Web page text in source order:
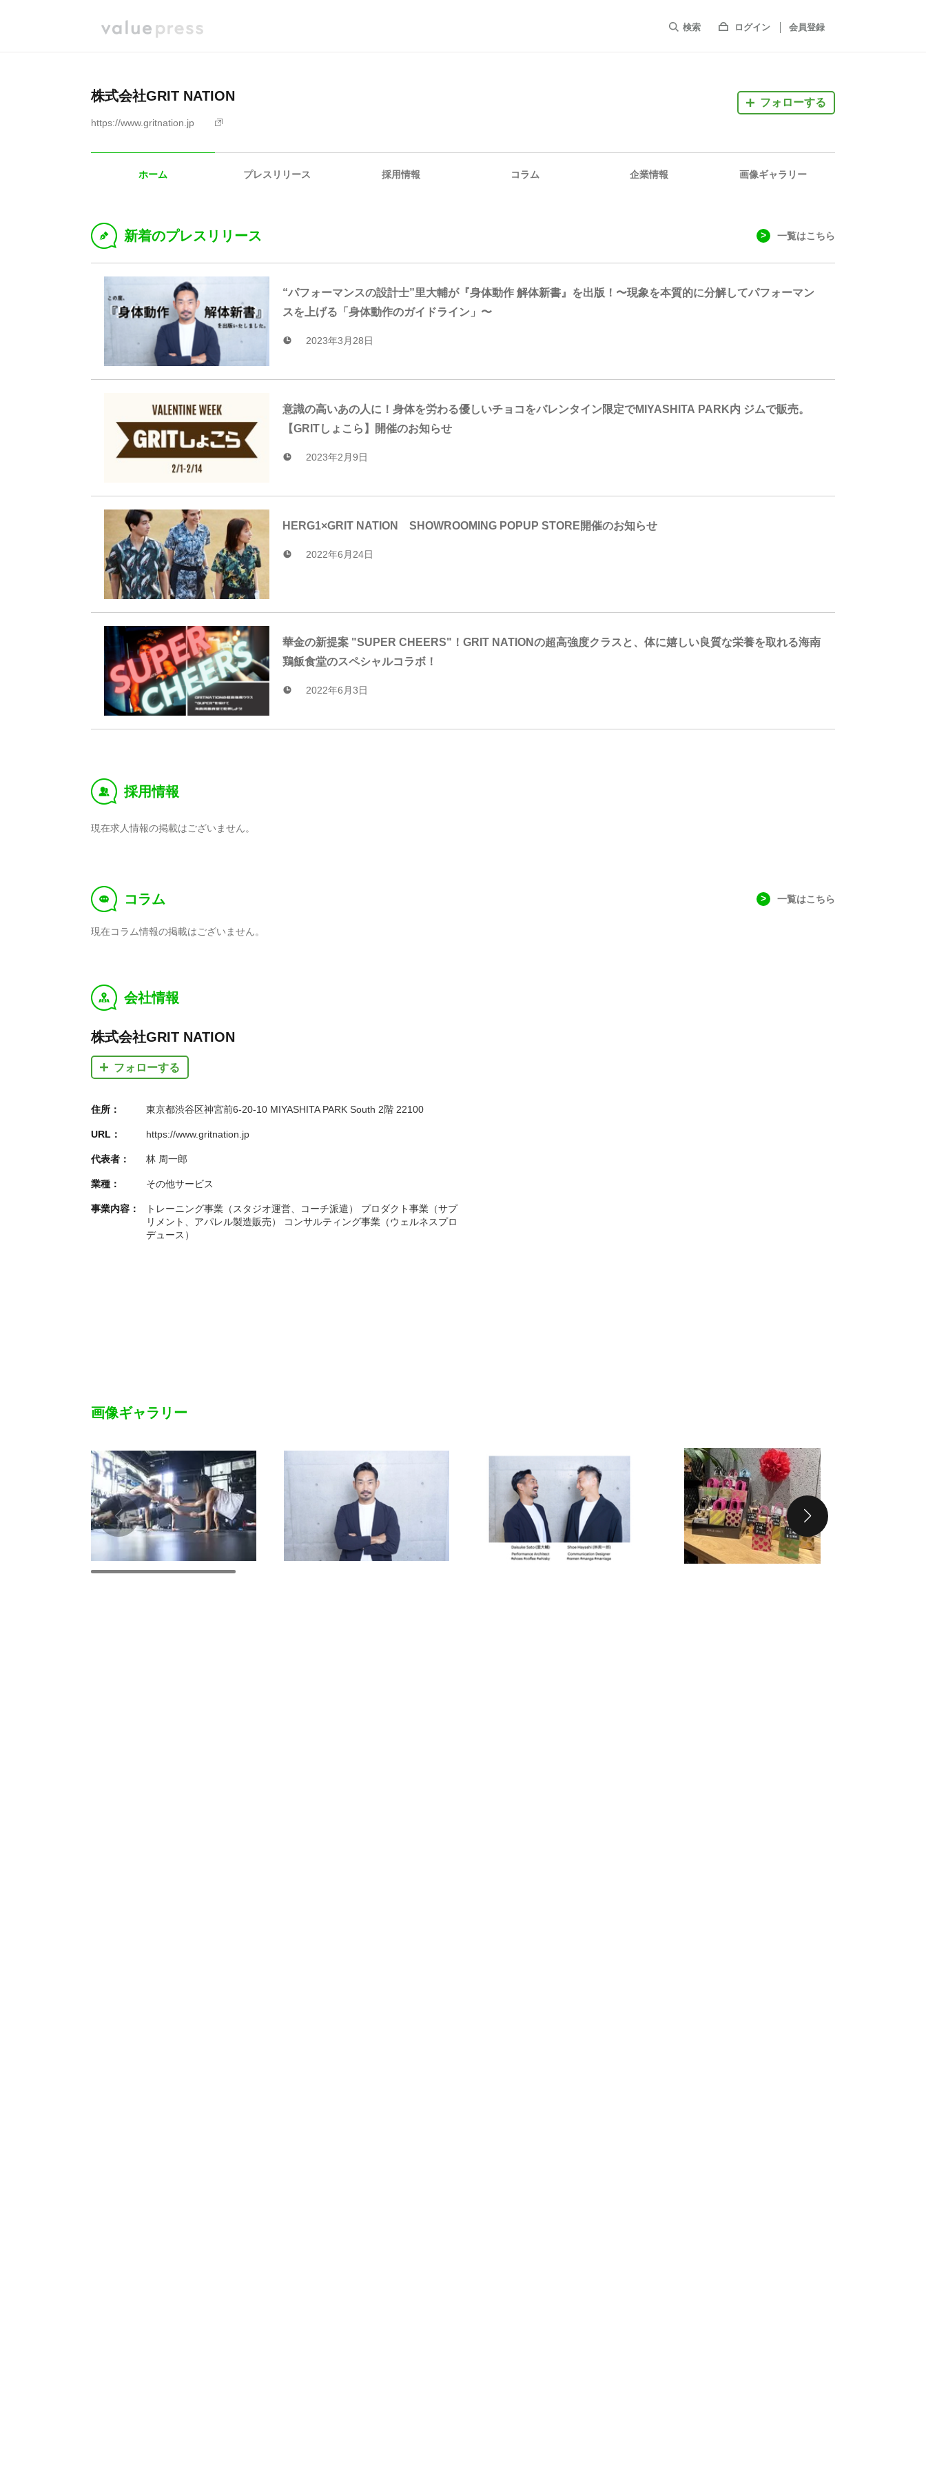
検索 ログイン 会員登録
株式会社GRIT NATION
https://www.gritnation.jp
フォローする
ホーム プレスリリース 採用情報 コラム 企業情報 画像ギャラリー
D 新着のプレスリリース 一覧はこちら
“パフォーマンスの設計士”里大輔が『身体動作 解体新書』を出版！〜現象を本質的に分解してパフォーマン
スを上げる「身体動作のガイドライン」〜
2023年3月28日
意識の高いあの人に！身体を労わる優しいチョコをバレンタイン限定でMIYASHITA PARK内 ジムで販売。
【GRITしょこら】開催のお知らせ
2023年2月9日
HERG1×GRIT NATION SHOWROOMING POPUP STORE開催のお知らせ
2022年6月24日
華金の新提案 "SUPER CHEERS"！GRIT NATIONの超高強度クラスと、体に嬉しい良質な栄養を取れる海南
鶏飯食堂のスペシャルコラボ！
2022年6月3日
‰ 採用情報
現在求人情報の掲載はございません。
f コラム 一覧はこちら
現在コラム情報の掲載はございません。
y 会社情報
株式会社GRIT NATION
フォローする
住所： 東京都渋谷区神宮前6-20-10 MIYASHITA PARK South 2階 22100
URL： https://www.gritnation.jp
代表者： 林 周一郎
業種： その他サービス
事業内容：
トレーニング事業（スタジオ運営、コーチ派遣） プロダクト事業（サプ
リメント、アパレル製造販売） コンサルティング事業（ウェルネスプロ
デュース）
画像ギャラリー